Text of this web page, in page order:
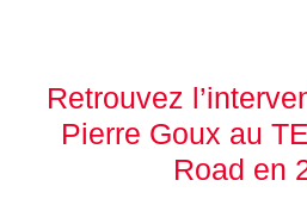
Retrouvez
Pierre Goux au
Road en